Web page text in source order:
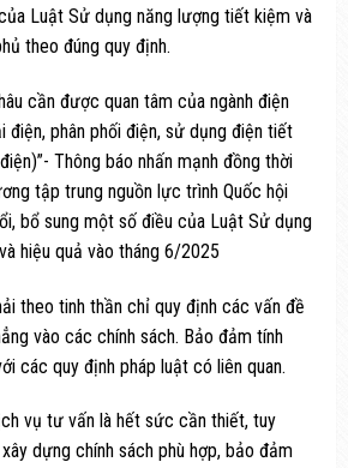
Luật Sử dụng năng lượng tiết kiệm và
theo đúng quy định.
cần được quan tâm của ngành điện
điện, phân phối điện, sử dụng điện tiết
Thông báo nhấn mạnh đồng thời
tập trung nguồn lực trình Quốc hội
bổ sung một số điều của Luật Sử dụng
hiệu quả vào tháng 6/2025
theo tinh thần chỉ quy định các vấn đề
vào các chính sách. Bảo đảm tính
các quy định pháp luật có liên quan.
vụ tư vấn là hết sức cần thiết, tuy
dựng chính sách phù hợp, bảo đảm